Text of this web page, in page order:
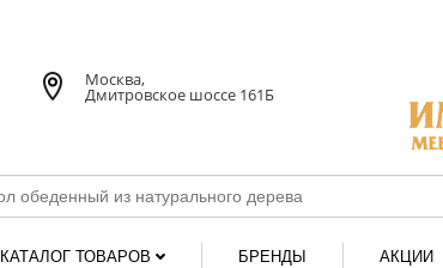
Москва,
Дмитровское шоссе 161Б
КАТАЛОГ ТОВАРОВ БРЕНДЫ АКЦИИ